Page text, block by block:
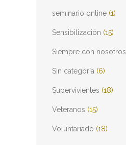
seminario online (1)
Sensibilización (15)
Siempre con nosotros
Sin categoría (6)
Supervivientes (18)
Veteranos (15)
Voluntariado (18)